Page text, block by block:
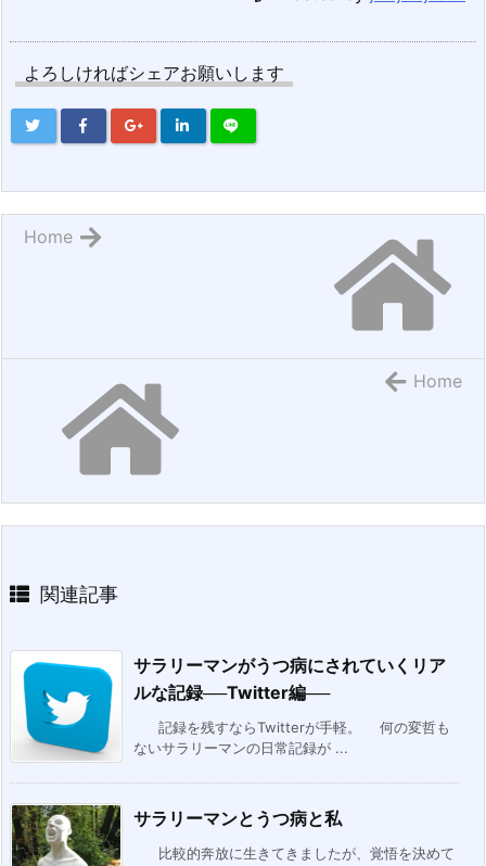
よろしければシェアお願いします
Home
Home
関連記事
サラリーマンがうつ病にされていくリア
ルな記録──Twitter編──
記録を残すならTwitterが手軽。 何の変哲も
ないサラリーマンの日常記録が ...
サラリーマンとうつ病と私
比較的奔放に生きてきましたが、覚悟を決めて